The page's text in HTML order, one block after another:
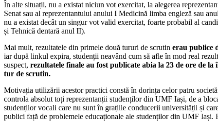
În alte situații, nu a existat niciun vot exercitat, la alegerea
Senat sau al reprezentantului anului I Medicină limba engleză sau
nu a existat decât un singur vot valid exercitat, foarte probabil al
și Tehnică dentară anul II).
Mai mult, rezultatele din primele două tururi de scrutin erau publice
iar după linkul expira, studenții neavând cum să afle în mod real
suspect, rezultatele finale au fost publicate abia la 23 de ore de
tur de scrutin.
Motivația utilizării acestor practici constă în dorința celor patru
controla absolut toți reprezentanții studenților din UMF Iași, de a
studenților vocali care nu sunt în grațiile conducerii universității și
publici față de problemele educaționale ale studenților din UMF Iași.